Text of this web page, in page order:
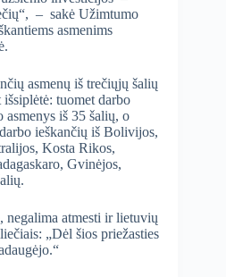
– sakė Užimtumo
asmenims
asmenų iš trečiųjų šalių
tuomet darbo
iš 35 šalių, o
ieškančių iš Bolivijos,
Kosta Rikos,
Gvinėjos,
atmesti ir lietuvių
„Dėl šios priežasties